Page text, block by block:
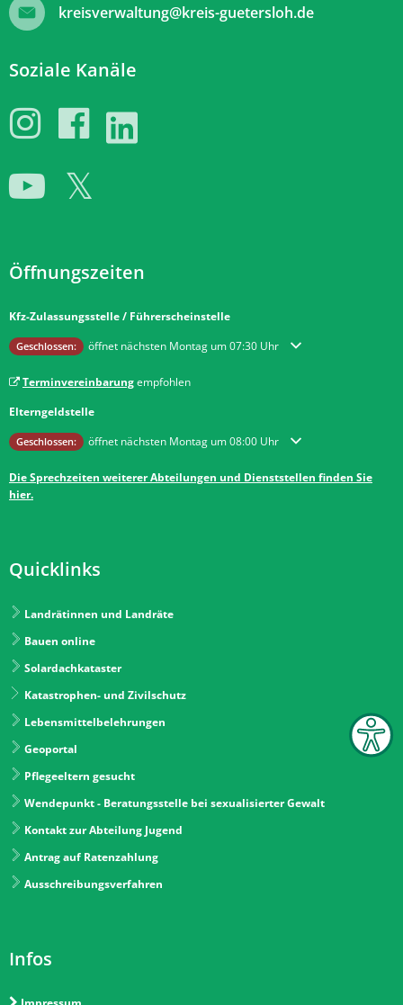
kreisverwaltung@kreis-guetersloh.de
Soziale Kanäle
Öffnungszeiten
Kfz-Zulassungsstelle / Führerscheinstelle
Klicken, um weitere Öffnungs- oder Schließzeiten auszublenden
Geschlossen: öffnet nächsten Montag um 07:30 Uhr
Terminvereinbarungempfohlen
Elterngeldstelle
Klicken, um weitere Öffnungs- oder Schließzeiten auszublenden
Geschlossen: öffnet nächsten Montag um 08:00 Uhr
Die Sprechzeiten weiterer Abteilungen und Dienststellen finden Sie
hier.
Quicklinks
Landrätinnen und Landräte
Bauen online
Solardachkataster
Katastrophen- und Zivilschutz
Lebensmittelbelehrungen
Geoportal
Pflegeeltern gesucht
Wendepunkt - Beratungsstelle bei sexualisierter Gewalt
Kontakt zur Abteilung Jugend
Antrag auf Ratenzahlung
Ausschreibungsverfahren
Infos